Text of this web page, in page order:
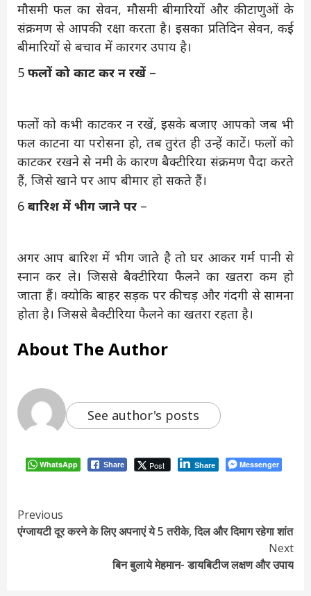
मौसमी फल का सेवन, मौसमी बीमारियों और कीटाणुओं के
संक्रमण से आपकी रक्षा करता है। इसका प्रतिदिन सेवन, कई
बीमारियों से बचाव में कारगर उपाय है।
5 फलों को काट कर न रखें–
फलों को कभी काटकर न रखें, इसके बजाए आपको जब भी
फल काटना या परोसना हो, तब तुरंत ही उन्हें काटें। फलों को
काटकर रखने से नमी के कारण बैक्टीरिया संक्रमण पैदा करते
हैं, जिसे खाने पर आप बीमार हो सकते हैं।
6 बारिश में भीग जाने पर –
अगर आप बारिश में भीग जाते है तो घर आकर गर्म पानी से
स्नान कर ले। जिससे बैक्टीरिया फैलने का खतरा कम हो
जाता हैं। क्योकि बाहर सड़क पर कीचड़ और गंदगी से सामना
होता है। जिससे बैक्टीरिया फैलने का खतरा रहता है।
About The Author
See author's posts
WhatsApp Share Post Share Messenger
Continue
Reading
Previous
एंग्जायटी दूर करने के लिए अपनाएं ये 5 तरीके, दिल और दिमाग रहेगा शांत
Next
बिन बुलाये मेहमान- डायबिटीज लक्षण और उपाय